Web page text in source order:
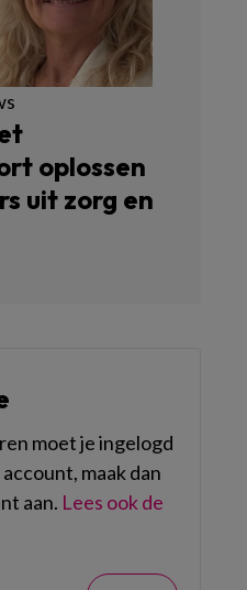
oplossen
uit zorg en
moet je ingelogd
maak dan
aan. Lees ook de